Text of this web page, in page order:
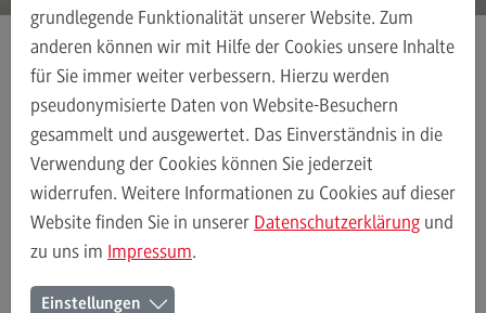
Accounting, Controlling, Taxation
Accounting, Controlling, Taxation
Modulangebot
Berufsperspektiven
Kontakt
Advanced Practice in Healthcare
Advanced Practice in Healthcare
Rahmenbedingungen
Masterstudiengänge
Elektrotechnik und Informationstechnik
Berufsperspektiven
(External link)
Berufsperspektiven im Master
grundlegende Funktionalität unserer Website. Zum
anderen können wir mit Hilfe der Cookies unsere Inhalte
für Sie immer weiter verbessern. Hierzu werden
pseudonymisierte Daten von Website-Besuchern
gesammelt und ausgewertet. Das Einverständnis in die
Verwendung der Cookies können Sie jederzeit
widerrufen. Weitere Informationen zu Cookies auf dieser
Website finden Sie in unserer Datenschutzerklärung und
zu uns im Impressum.
Einstellungen